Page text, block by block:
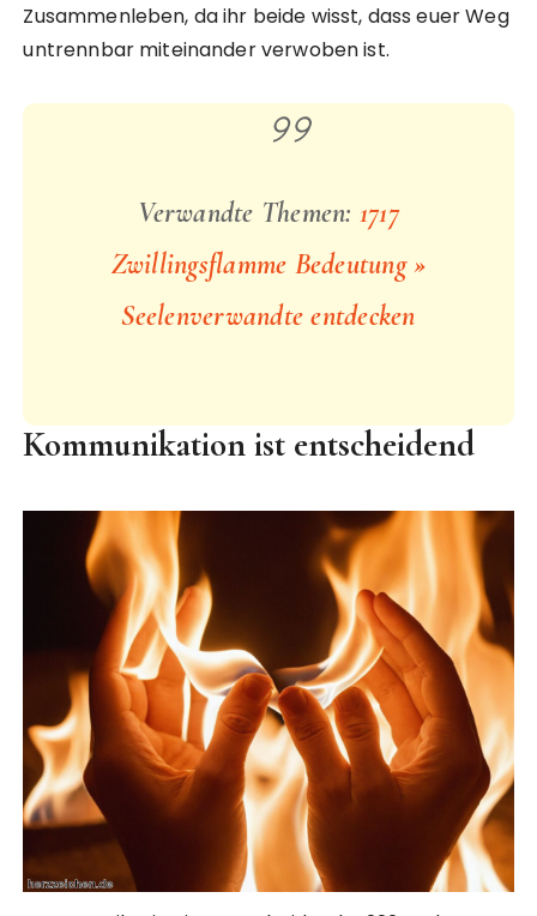
Zusammenleben, da ihr beide wisst, dass euer Weg
untrennbar miteinander verwoben ist.
Verwandte Themen: 1717
Zwillingsflamme Bedeutung »
Seelenverwandte entdecken
Kommunikation ist entscheidend